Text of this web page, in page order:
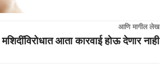
आणि मागील लेख
आता कारवाई होऊ देणार नाही